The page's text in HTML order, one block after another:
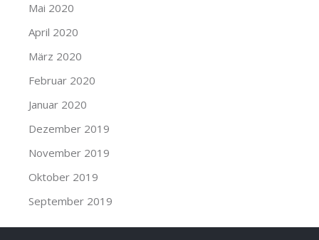
Mai 2020
April 2020
März 2020
Februar 2020
Januar 2020
Dezember 2019
November 2019
Oktober 2019
September 2019